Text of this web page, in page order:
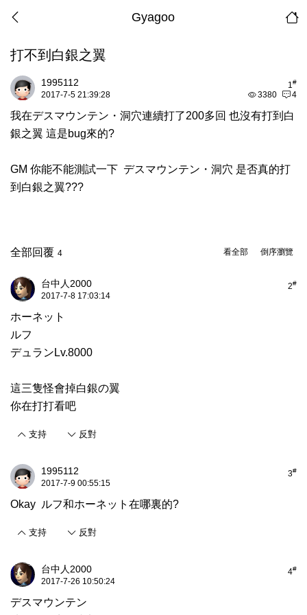
Gyagoo
打不到白銀之翼
1#
1995112
3380 4
2017-7-5 21:39:28
我在デスマウンテン・洞穴連續打了200多回 也沒有打到白
銀之翼 這是bug來的?
GM 你能不能測試一下 デスマウンテン・洞穴 是否真的打
到白銀之翼???
倒序瀏覽
看全部
全部回覆 4
2#
台中人2000
2017-7-8 17:03:14
ホーネット
ルフ
デュランLv.8000
這三隻怪會掉白銀の翼
你在打打看吧
支持 反對
3#
1995112
2017-7-9 00:55:15
Okay ルフ和ホーネット在哪裏的?
支持 反對
4#
台中人2000
2017-7-26 10:50:24
デスマウンテン